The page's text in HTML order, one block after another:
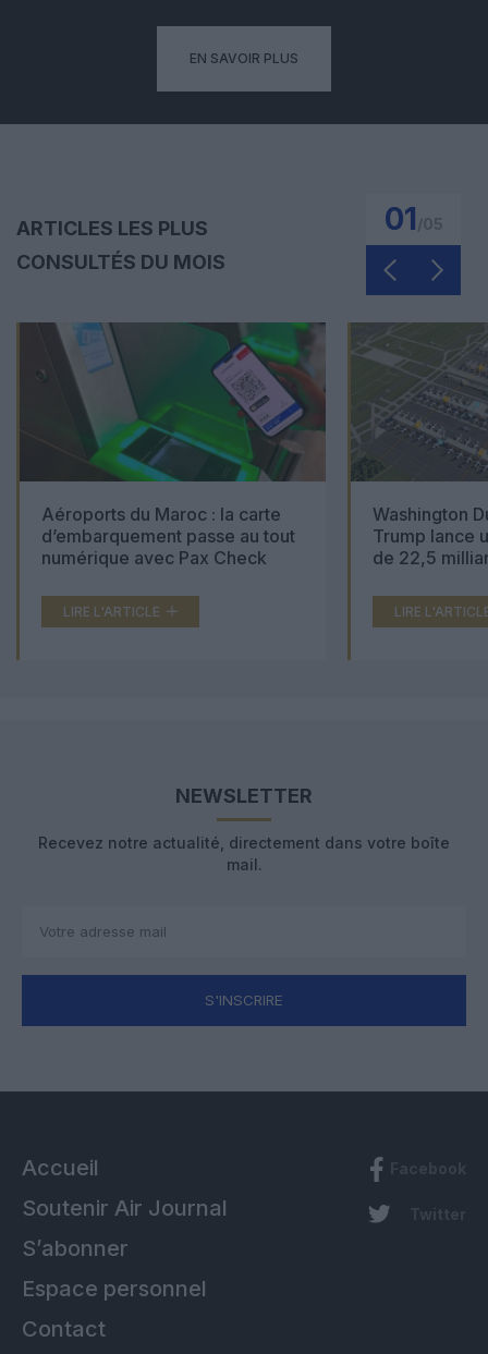
EN SAVOIR PLUS
ARTICLES LES PLUS
CONSULTÉS DU MOIS
01
Aéroports du Maroc : la carte
d’embarquement passe au tout
numérique avec Pax Check
LIRE L'ARTICLE
Washington
Trump lance
de 22,5
LIRE
NEWSLETTER
Recevez notre actualité, directement dans votre boîte
mail.
S'INSCRIRE
Accueil
Soutenir Air Journal
S’abonner
Espace personnel
Contact